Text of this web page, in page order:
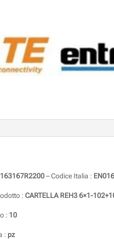
– Codice Italia :
:CARTELLA REH3 6×1-
: 10
: pz